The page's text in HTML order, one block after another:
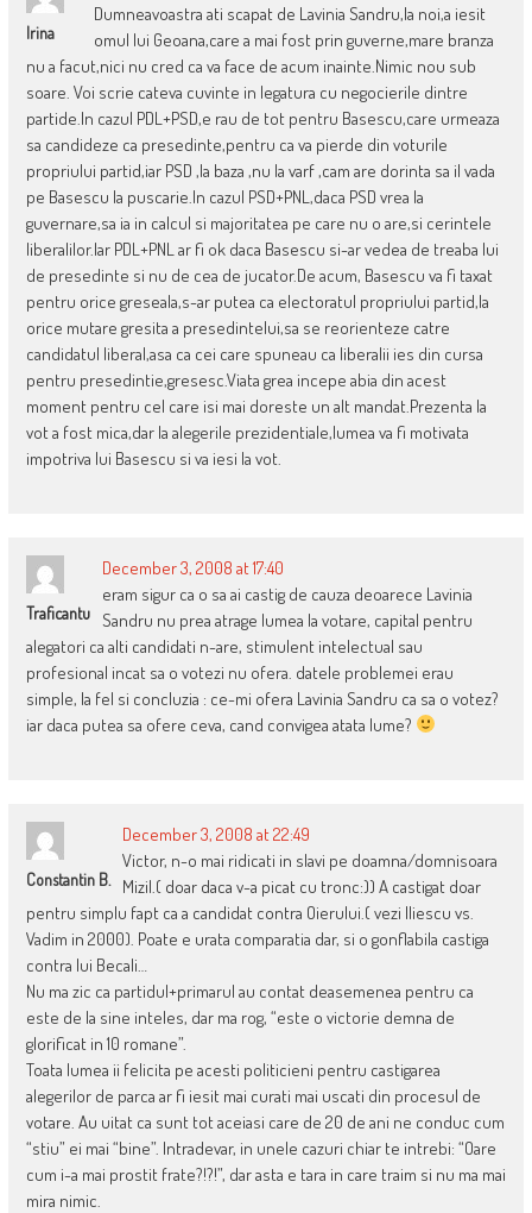
Irina
Dumneavoastra ati scapat de Lavinia Sandru,la noi,a iesit
omul lui Geoana,care a mai fost prin guverne,mare branza
nu a facut,nici nu cred ca va face de acum inainte.Nimic nou sub
soare. Voi scrie cateva cuvinte in legatura cu negocierile dintre
partide.In cazul PDL+PSD,e rau de tot pentru Basescu,care urmeaza
sa candideze ca presedinte,pentru ca va pierde din voturile
propriului partid,iar PSD ,la baza ,nu la varf ,cam are dorinta sa il vada
pe Basescu la puscarie.In cazul PSD+PNL,daca PSD vrea la
guvernare,sa ia in calcul si majoritatea pe care nu o are,si cerintele
liberalilor.Iar PDL+PNL ar fi ok daca Basescu si-ar vedea de treaba lui
de presedinte si nu de cea de jucator.De acum, Basescu va fi taxat
pentru orice greseala,s-ar putea ca electoratul propriului partid,la
orice mutare gresita a presedintelui,sa se reorienteze catre
candidatul liberal,asa ca cei care spuneau ca liberalii ies din cursa
pentru presedintie,gresesc.Viata grea incepe abia din acest
moment pentru cel care isi mai doreste un alt mandat.Prezenta la
vot a fost mica,dar la alegerile prezidentiale,lumea va fi motivata
impotriva lui Basescu si va iesi la vot.
Traficantu
December 3, 2008 at 17:40
eram sigur ca o sa ai castig de cauza deoarece Lavinia
Sandru nu prea atrage lumea la votare, capital pentru
alegatori ca alti candidati n-are, stimulent intelectual sau
profesional incat sa o votezi nu ofera. datele problemei erau
simple, la fel si concluzia : ce-mi ofera Lavinia Sandru ca sa o votez?
iar daca putea sa ofere ceva, cand convigea atata lume?
Constantin B.
December 3, 2008 at 22:49
Victor, n-o mai ridicati in slavi pe doamna/domnisoara
Mizil.( doar daca v-a picat cu tronc:)) A castigat doar
pentru simplu fapt ca a candidat contra Oierului.( vezi Iliescu vs.
Vadim in 2000). Poate e urata comparatia dar, si o gonflabila castiga
contra lui Becali…
Nu ma zic ca partidul+primarul au contat deasemenea pentru ca
este de la sine inteles, dar ma rog, “este o victorie demna de
glorificat in 10 romane”.
Toata lumea ii felicita pe acesti politicieni pentru castigarea
alegerilor de parca ar fi iesit mai curati mai uscati din procesul de
votare. Au uitat ca sunt tot aceiasi care de 20 de ani ne conduc cum
“stiu” ei mai “bine”. Intradevar, in unele cazuri chiar te intrebi: “Oare
cum i-a mai prostit frate?!?!”, dar asta e tara in care traim si nu ma mai
mira nimic.